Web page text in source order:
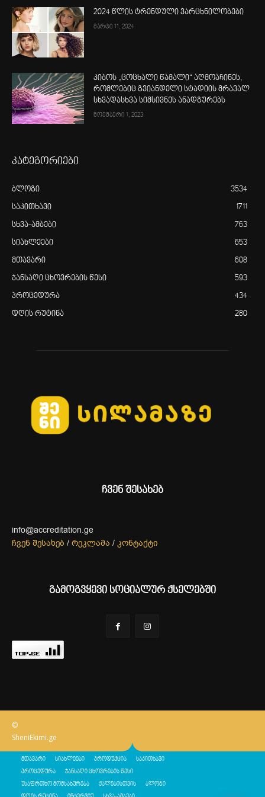
2024 წლის ტრენდული ვარცხნილობები
მარტი 11, 2024
კიბოს „ცოცხალი წამალი“ აღმოაჩინეს,
რომლებიც გვიანდელი სტადიის მრავალ
სხვადასხვა სიმსივნეს ანადგურებს
ნოემბერი 1, 2023
კატეგორიები
ბლოგი 3534
საკითხავი 1711
სხვა-ამბები 763
სიახლეები 653
მთავარი 608
ჯანსაღი ცხოვრების წესი 593
პროცედურა 434
დღის რუტინა 280
ჩვენ შესახებ
info@accreditation.ge
ჩვენ შესახებ / რეკლამა / კონტაქტი
გამოგვყევი სოციალურ ქსელებში
©
SheniEkimi.ge
მთავარი სიახლეები პროდუქცია საკითხავი
პროცედურა ჯანსაღი ცხოვრების წესი
უსაფრთხო მომსახურება ქალებისთვის ბლოგი